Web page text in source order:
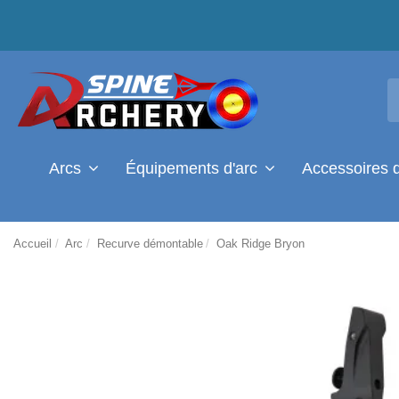
Arcs Équipements d'arc Accessoires
Accueil Arc Recurve démontable Oak Ridge Bryon